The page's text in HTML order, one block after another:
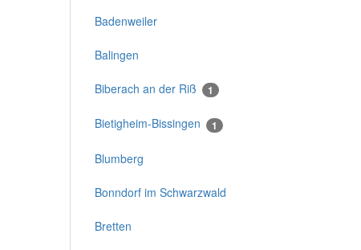
Badenweiler
Balingen
Biberach an der Riß 1
Bietigheim-Bissingen 1
Blumberg
Bonndorf im Schwarzwald
Bretten